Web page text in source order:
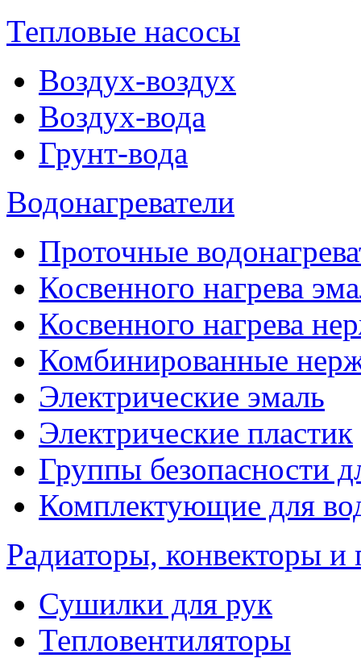
Тепловые насосы
Воздух-воздух
Воздух-вода
Грунт-вода
Водонагреватели
Проточные
Косвенного нагрева
Косвенного нагрева
Комбинированные
Электрические эмаль
Электрические пластик
Группы безопасности
Комплектующие для
Радиаторы, конвекторы и
Сушилки для рук
Тепловентиляторы